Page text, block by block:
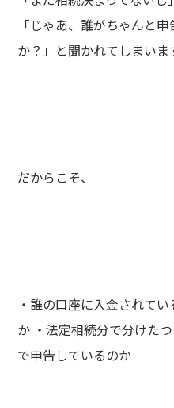
「じゃあ、誰がちゃんと
か？」と聞かれてしまいま
だからこそ、
・誰の口座に入金されて
か ・法定相続分で分けた
で申告しているのか